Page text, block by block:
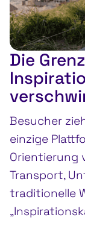
Die
Besucher
einzige
Orientierung
Transport,
traditionelle